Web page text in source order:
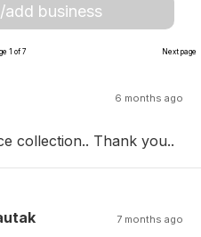
business
1 of 7 Next page
6 months ago
collection.. Thank you..
7 months ago